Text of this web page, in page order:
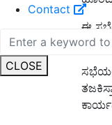
Contact
CLOSE
ಈ